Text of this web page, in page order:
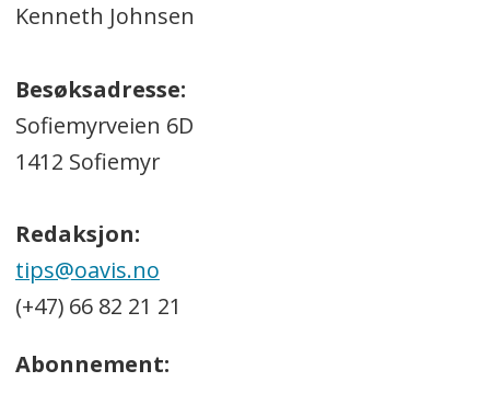
Kenneth Johnsen
Besøksadresse:
Sofiemyrveien 6D
1412 Sofiemyr
Redaksjon:
tips@oavis.no
(+47) 66 82 21 21
Abonnement: